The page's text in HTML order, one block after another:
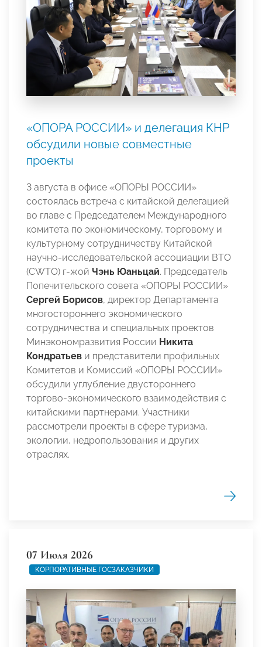
«ОПОРА РОССИИ» и делегация КНР
обсудили новые совместные
проекты
3 августа в офисе «ОПОРЫ РОССИИ»
состоялась встреча с китайской делегацией
во главе с Председателем Международного
комитета по экономическому, торговому и
культурному сотрудничеству Китайской
научно-исследовательской ассоциации ВТО
(CWTO) г-жой Чэнь Юаньцай. Председатель
Попечительского совета «ОПОРЫ РОССИИ»
Сергей Борисов, директор Департамента
многостороннего экономического
сотрудничества и специальных проектов
Минэкономразвития России Никита
Кондратьев и представители профильных
Комитетов и Комиссий «ОПОРЫ РОССИИ»
обсудили углубление двустороннего
торгово-экономического взаимодействия с
китайскими партнерами. Участники
рассмотрели проекты в сфере туризма,
экологии, недропользования и других
отраслях.
07 Июля 2026
КОРПОРАТИВНЫЕ ГОСЗАКАЗЧИКИ